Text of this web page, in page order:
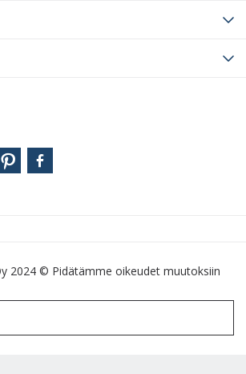
2024 © Pidätämme oikeudet muutoksiin